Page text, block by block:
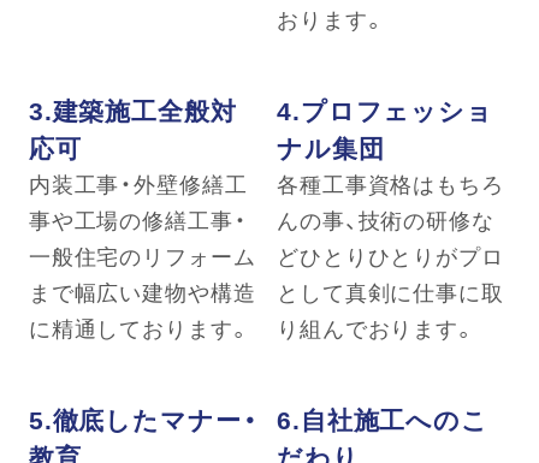
おります。
3.建築施工全般対
応可
内装工事・外壁修繕工
事や工場の修繕工事・
一般住宅のリフォーム
まで幅広い建物や構造
に精通しております。
4.プロフェッショ
ナル集団
各種工事資格はもちろ
んの事、技術の研修な
どひとりひとりがプロ
として真剣に仕事に取
り組んでおります。
5.徹底したマナー・
6.自社施工へのこ